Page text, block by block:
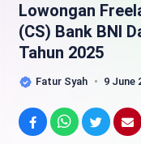
Lowongan
(CS) Bank BNI
Tahun 2025
Fatur Syah 9 June